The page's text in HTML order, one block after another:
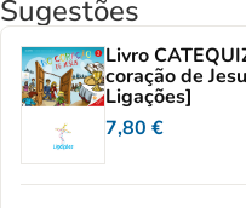
Sugestões
Livro
coração de
Ligações]
7,80 €